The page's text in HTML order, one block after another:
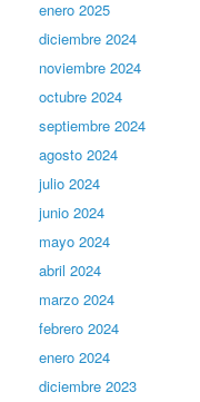
enero 2025
diciembre 2024
noviembre 2024
octubre 2024
septiembre 2024
agosto 2024
julio 2024
junio 2024
mayo 2024
abril 2024
marzo 2024
febrero 2024
enero 2024
diciembre 2023